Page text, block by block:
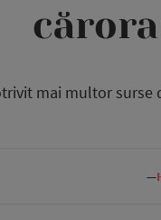
mai multor surse
—